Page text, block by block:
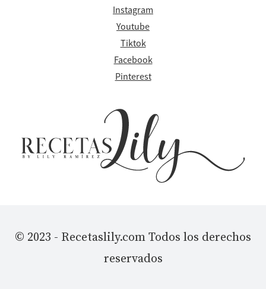
Instagram
Youtube
Tiktok
Facebook
Pinterest
© 2023 - Recetaslily.com Todos los derechos
reservados